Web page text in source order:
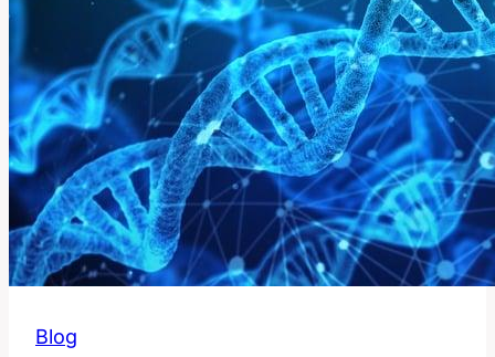
se
se
slovem
Blog